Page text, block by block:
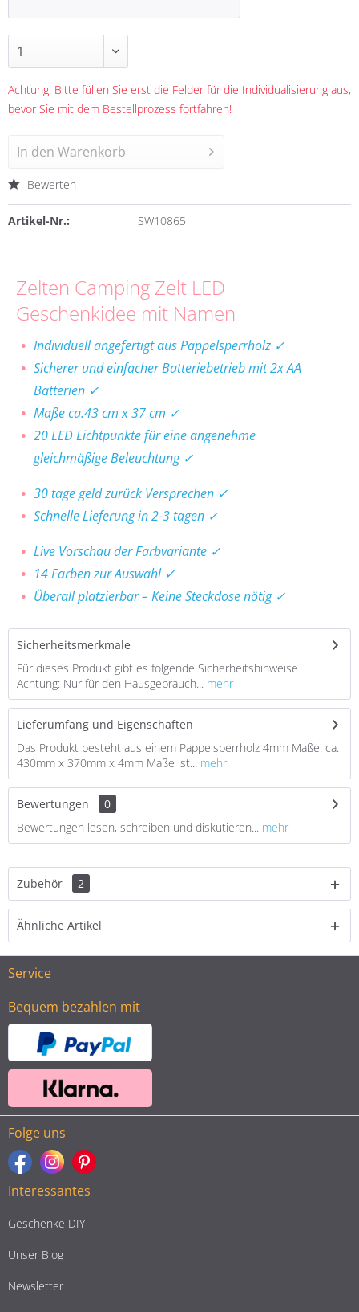
Achtung: Bitte füllen Sie erst die Felder für die Individualisierung aus,
bevor Sie mit dem Bestellprozess fortfahren!
In den Warenkorb
Bewerten
Artikel-Nr.: SW10865
Zelten Camping Zelt LED
Geschenkidee mit Namen
Individuell angefertigt aus Pappelsperrholz ✓
Sicherer und einfacher Batteriebetrieb mit 2x AA
Batterien ✓
Maße ca.43 cm x 37 cm ✓
20 LED Lichtpunkte für eine angenehme
gleichmäßige Beleuchtung ✓
30 tage geld zurück Versprechen ✓
Schnelle Lieferung in 2-3 tagen ✓
Live Vorschau der Farbvariante ✓
14 Farben zur Auswahl ✓
Überall platzierbar – Keine Steckdose nötig ✓
Sicherheitsmerkmale
Für dieses Produkt gibt es folgende Sicherheitshinweise
Achtung: Nur für den Hausgebrauch... mehr
Lieferumfang und Eigenschaften
Das Produkt besteht aus einem Pappelsperrholz 4mm Maße: ca.
430mm x 370mm x 4mm Maße ist... mehr
Bewertungen
0
Bewertungen lesen, schreiben und diskutieren... mehr
Zubehör 2
Ähnliche Artikel
Service
Bequem bezahlen mit
Folge uns
Interessantes
Geschenke DIY
Unser Blog
Newsletter